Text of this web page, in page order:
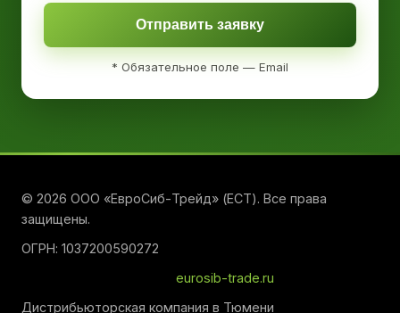
Отправить заявку
* Обязательное поле — Email
© 2026 ООО «ЕвроСиб-Трейд» (ЕСТ). Все права
защищены.
ОГРН: 1037200590272
eurosib-trade.ru
Дистрибьюторская компания в Тюмени